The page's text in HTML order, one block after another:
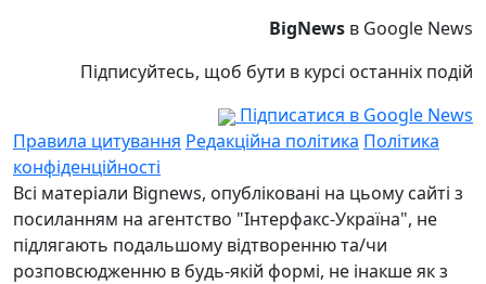
BigNews в Google News
Підписуйтесь, щоб бути в курсі останніх подій
Підписатися в Google News
Правила цитування Редакційна політика Політика
конфіденційності
Всі матеріали Bignews, опубліковані на цьому сайті з
посиланням на агентство "Інтерфакс-Україна", не
підлягають подальшому відтворенню та/чи
розповсюдженню в будь-якій формі, не інакше як з